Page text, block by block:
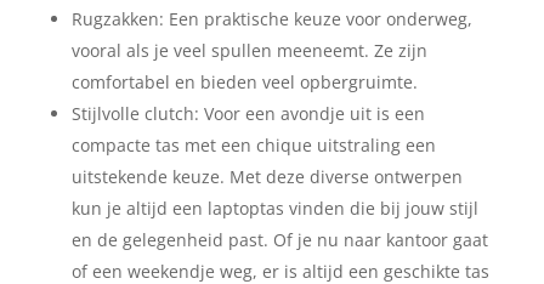
Rugzakken: Een praktische keuze voor onderweg,
vooral als je veel spullen meeneemt. Ze zijn
comfortabel en bieden veel opbergruimte.
Stijlvolle clutch: Voor een avondje uit is een
compacte tas met een chique uitstraling een
uitstekende keuze. Met deze diverse ontwerpen
kun je altijd een laptoptas vinden die bij jouw stijl
en de gelegenheid past. Of je nu naar kantoor gaat
of een weekendje weg, er is altijd een geschikte tas